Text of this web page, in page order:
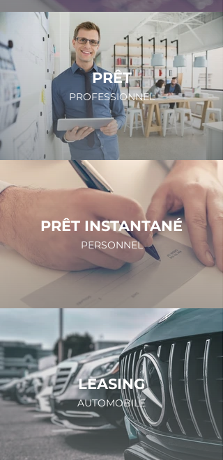
PRÊT
PROFESSIONNEL
PRÊT INSTANTANÉ
PERSONNEL
LEASING
AUTOMOBILE